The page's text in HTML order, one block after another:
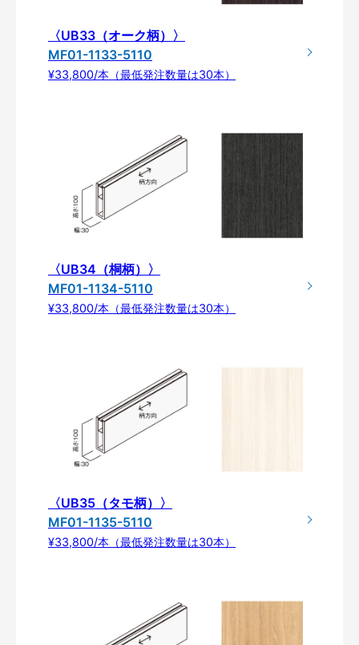
〈UB33（オーク柄）〉
MF01-1133-5110
¥33,800/本（最低発注数量は30本）
〈UB34（桐柄）〉
MF01-1134-5110
¥33,800/本（最低発注数量は30本）
〈UB35（タモ柄）〉
MF01-1135-5110
¥33,800/本（最低発注数量は30本）